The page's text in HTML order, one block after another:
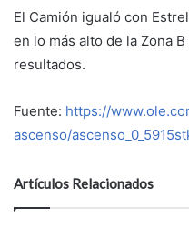
El Camión igualó con
en lo más alto de la Zona
resultados.
Fuente: https://
ascenso/
Artículos Relacionados